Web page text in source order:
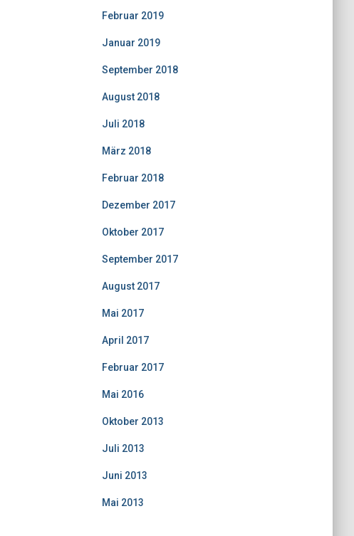
Februar 2019
Januar 2019
September 2018
August 2018
Juli 2018
März 2018
Februar 2018
Dezember 2017
Oktober 2017
September 2017
August 2017
Mai 2017
April 2017
Februar 2017
Mai 2016
Oktober 2013
Juli 2013
Juni 2013
Mai 2013